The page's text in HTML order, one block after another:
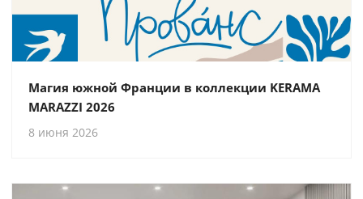
Магия южной Франции в коллекции KERAMA
MARAZZI 2026
8 июня 2026